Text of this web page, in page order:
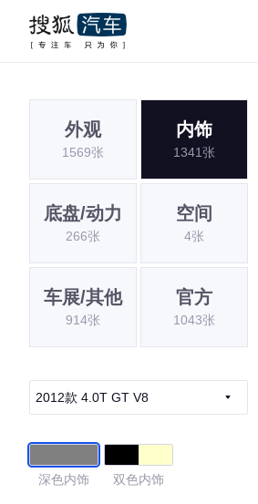
外观
1569张
内饰
1341张
底盘/动力
266张
空间
4张
车展/其他
914张
官方
1043张
2012款 4.0T GT V8
深色内饰 双色内饰